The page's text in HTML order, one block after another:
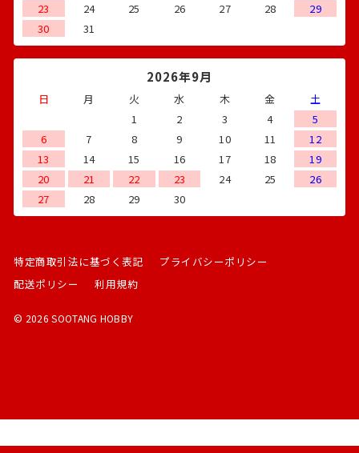
23
24 25 26 27 28
29
30
31
2026年9月
日 月 火 水 木 金
土
1
2 3 4
5
6
7 8 9 10 11
12
13
14 15 16 17 18
19
20
21 22 23 24 25
26
27
28 29 30
© 2026 SOOTANG HOBBY
特定商取引法に基づく表記
プライバシーポリシー
配送ポリシー
利用規約